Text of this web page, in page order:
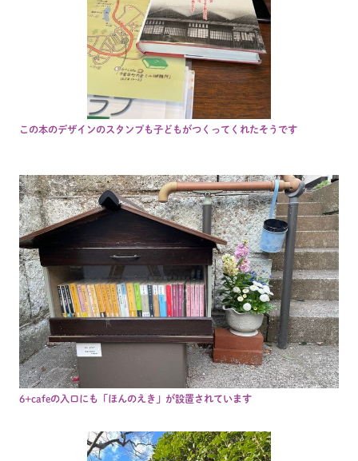
この本のデザインのスタンプも子どもがつくってくれたそうです
6+cafeの入口にも「ほんのえき」が設置されています